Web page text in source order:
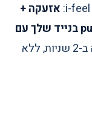
אזעקה +
תאורת חוץ מלאה + תאורת פנים נדלקת ב-30% + מצלמות מתחילות הקלטה ב-HD + הודעת push בנייד שלך עם
. הגנב רואה שהבית "התעורר" ובורח. הכל קרה ב-2 שניות, ללא